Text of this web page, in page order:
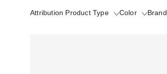
Attribution Product Type Color Brand